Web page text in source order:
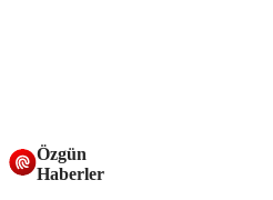
Özgün
Haberler